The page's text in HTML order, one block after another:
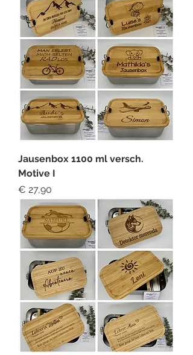
Jausenbox 1100 ml versch.
Motive I
Preis
€ 27,90